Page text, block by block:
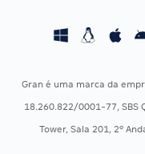
Concursos Fiscais
Concursos Saúde
Gran é uma marca da
18.260.822/0001-77, SBS
Tower, Sala 201, 2º